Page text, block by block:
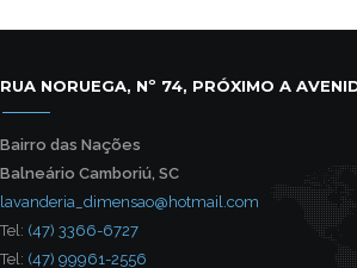
RUA NORUEGA, Nº 74, PRÓXIMO A
Bairro das Nações
Balneário Camboriú, SC
lavanderia_dimensao@hotmail.com
Tel: (47) 3366-6727
Tel: (47) 99961-2556